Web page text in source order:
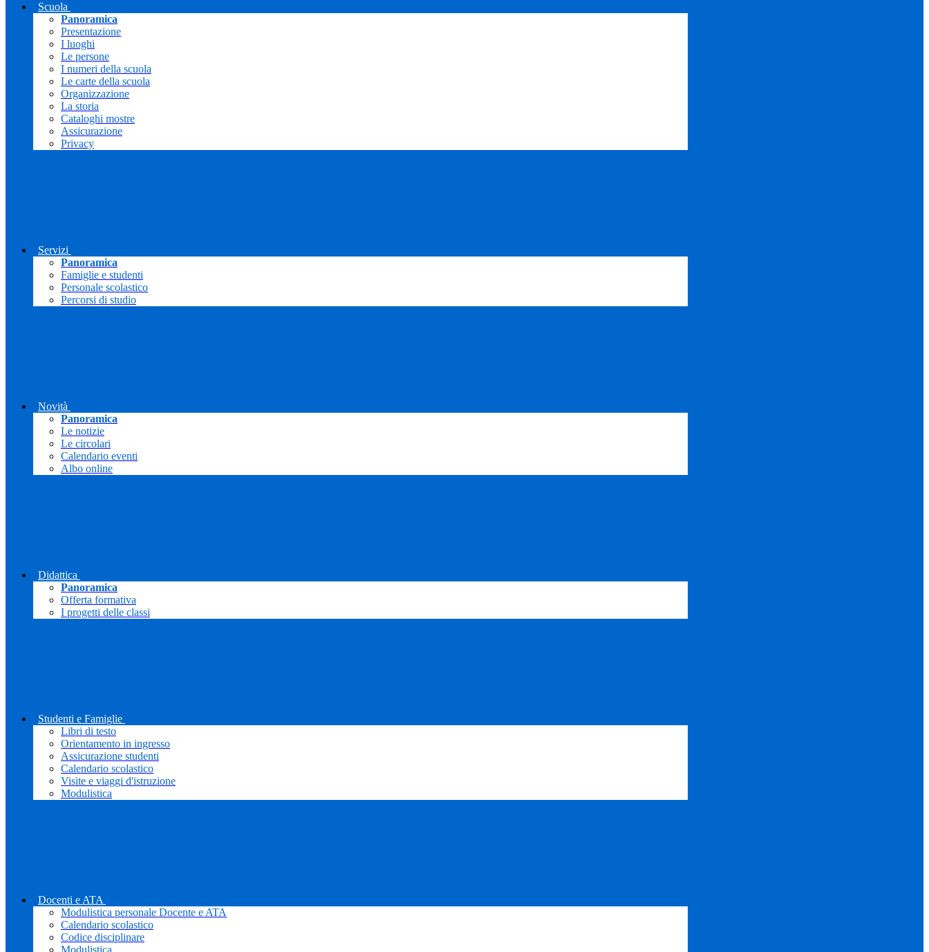
Scuola
Panoramica
Presentazione
I luoghi
Le persone
I numeri della scuola
Le carte della scuola
Organizzazione
La storia
Cataloghi mostre
Assicurazione
Privacy
Servizi
Panoramica
Famiglie e studenti
Personale scolastico
Percorsi di studio
Novità
Panoramica
Le notizie
Le circolari
Calendario eventi
Albo online
Didattica
Panoramica
Offerta formativa
I progetti delle classi
Studenti e Famiglie
Libri di testo
Orientamento in ingresso
Assicurazione studenti
Calendario scolastico
Visite e viaggi d'istruzione
Modulistica
Docenti e ATA
Modulistica personale Docente e ATA
Calendario scolastico
Codice disciplinare